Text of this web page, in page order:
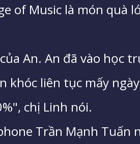
of Music là món quà
An. An đã vào học
khóc liên tục mấy
chị Linh nói.
Trần Mạnh Tuấn